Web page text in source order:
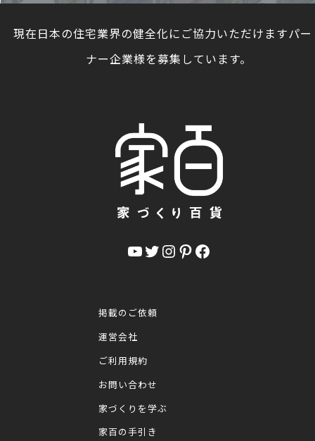
現在日本の住宅業界の健全化にご協力いただけますパ
ナー企業様を募集しています。
YouTube Twitter InstagramPinterest Facebook
掲載のご依頼
運営会社
ご利用規約
お問い合わせ
家づくりを学ぶ
家百の手引き